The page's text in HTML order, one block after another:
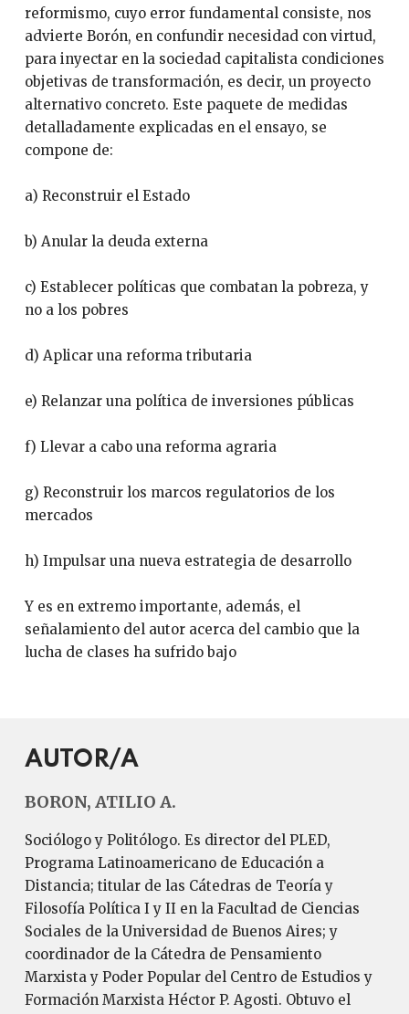
reformismo, cuyo error fundamental consiste, nos
advierte Borón, en confundir necesidad con virtud,
para inyectar en la sociedad capitalista condiciones
objetivas de transformación, es decir, un proyecto
alternativo concreto. Este paquete de medidas
detalladamente explicadas en el ensayo, se
compone de:
a) Reconstruir el Estado
b) Anular la deuda externa
c) Establecer políticas que combatan la pobreza, y
no a los pobres
d) Aplicar una reforma tributaria
e) Relanzar una política de inversiones públicas
f) Llevar a cabo una reforma agraria
g) Reconstruir los marcos regulatorios de los
mercados
h) Impulsar una nueva estrategia de desarrollo
Y es en extremo importante, además, el
señalamiento del autor acerca del cambio que la
lucha de clases ha sufrido bajo
AUTOR/A
BORON, ATILIO A.
Sociólogo y Politólogo. Es director del PLED,
Programa Latinoamericano de Educación a
Distancia; titular de las Cátedras de Teoría y
Filosofía Política I y II en la Facultad de Ciencias
Sociales de la Universidad de Buenos Aires; y
coordinador de la Cátedra de Pensamiento
Marxista y Poder Popular del Centro de Estudios y
Formación Marxista Héctor P. Agosti. Obtuvo el